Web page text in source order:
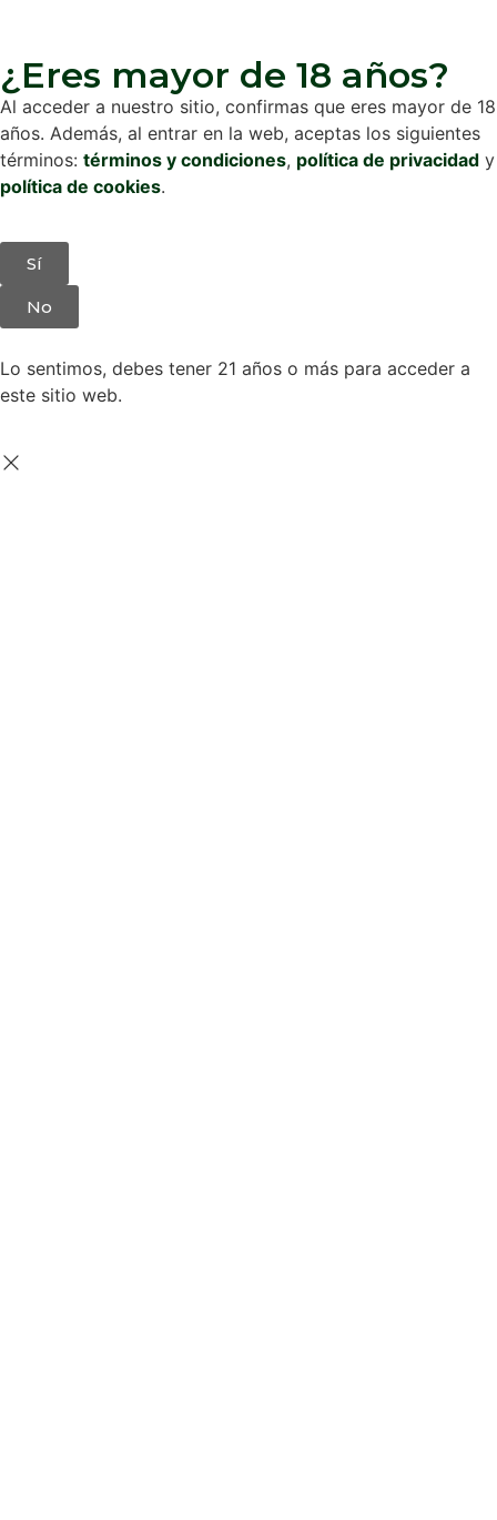
¿Eres mayor de 18 años?
Al acceder a nuestro sitio, confirmas que eres mayor de 18
años. Además, al entrar en la web, aceptas los siguientes
términos: términos y condiciones, política de privacidad y
política de cookies.
Sí
No
Lo sentimos, debes tener 21 años o más para acceder a
este sitio web.